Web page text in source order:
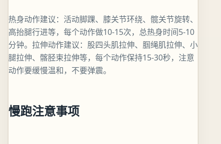
热身动作建议：活动脚踝、膝关节环绕、髋关节旋转、
高抬腿行进等，每个动作做10-15次，总热身时间5-10
分钟。拉伸动作建议：股四头肌拉伸、腘绳肌拉伸、小
腿拉伸、髂胫束拉伸等，每个动作保持15-30秒，注意
动作要缓慢温和，不要弹震。
慢跑注意事项